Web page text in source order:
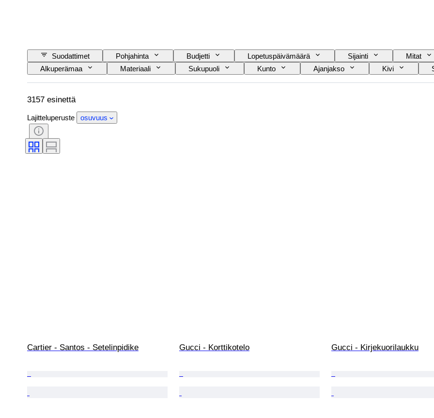
Suodattimet Pohjahinta Budjetti Lopetuspäivämäärä Sijainti Mitat
Alkuperämaa
Materiaali Sukupuoli Kunto Ajanjakso Kivi
Tyylisuuntaus
Väri Vaatekoko Leikkaus Esineen koko Kuosi
3157 esinettä
Lajitteluperuste osuvuus
Cartier - Santos - Setelinpidike Gucci - Korttikotelo Gucci - Kirjekuorilaukku